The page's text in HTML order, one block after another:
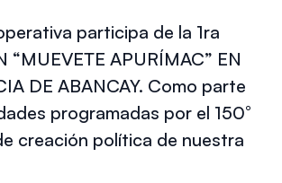
participa de la 1ra
“MUEVETE APURÍMAC” EN
DE ABANCAY. Como parte
programadas por el 150°
creación política de nuestra